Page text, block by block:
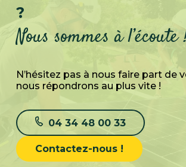
?
Nous sommes à l’écoute
N’hésitez pas à nous faire part de
nous répondrons au plus vite !
04 34 48 00 33
Contactez-nous !